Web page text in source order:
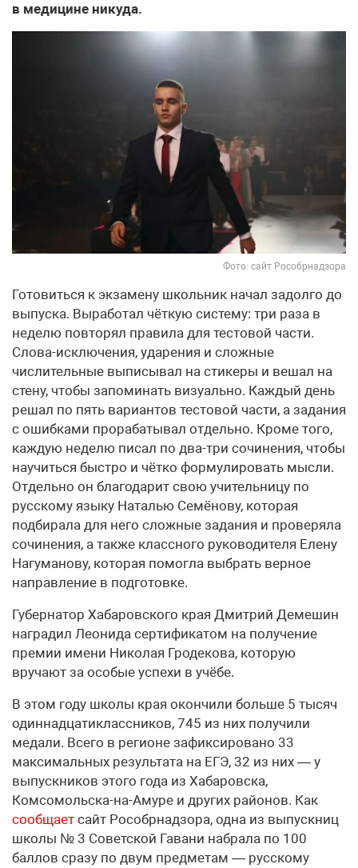
в медицине никуда.
Фото: сайт Рособрнадзора
Готовиться к экзамену школьник начал задолго до
выпуска. Выработал чёткую систему: три раза в
неделю повторял правила для тестовой части.
Слова-исключения, ударения и сложные
числительные выписывал на стикеры и вешал на
стену, чтобы запоминать визуально. Каждый день
решал по пять вариантов тестовой части, а задания
с ошибками прорабатывал отдельно. Кроме того,
каждую неделю писал по два-три сочинения, чтобы
научиться быстро и чётко формулировать мысли.
Отдельно он благодарит свою учительницу по
русскому языку Наталью Семёнову, которая
подбирала для него сложные задания и проверяла
сочинения, а также классного руководителя Елену
Нагуманову, которая помогла выбрать верное
направление в подготовке.
Губернатор Хабаровского края Дмитрий Демешин
наградил Леонида сертификатом на получение
премии имени Николая Гродекова, которую
вручают за особые успехи в учёбе.
В этом году школы края окончили больше 5 тысяч
одиннадцатиклассников, 745 из них получили
медали. Всего в регионе зафиксировано 33
максимальных результата на ЕГЭ, 32 из них — у
выпускников этого года из Хабаровска,
Комсомольска-на-Амуре и других районов. Как
сообщает сайт Рособрнадзора, одна из выпускниц
школы № 3 Советской Гавани набрала по 100
баллов сразу по двум предметам — русскому